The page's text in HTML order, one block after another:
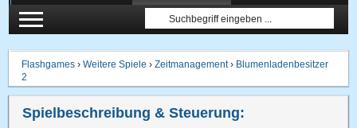
Flashgames ›Weitere Spiele ›Zeitmanagement› Blumenladenbesitzer
2
Spielbeschreibung & Steuerung: